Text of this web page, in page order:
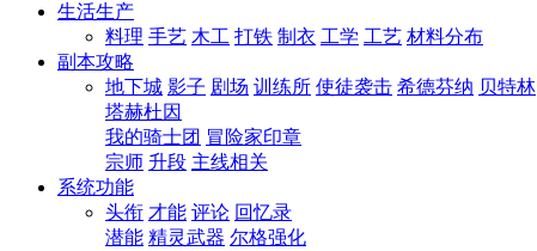
生活生产
料理 手艺 木工 打铁 制衣 工学 工艺 材料分布
副本攻略
地下城 影子 剧场 训练所 使徒袭击 希德芬纳 贝特林
塔赫杜因
我的骑士团 冒险家印章
宗师 升段 主线相关
系统功能
头衔 才能 评论 回忆录
潜能 精灵武器 尔格强化